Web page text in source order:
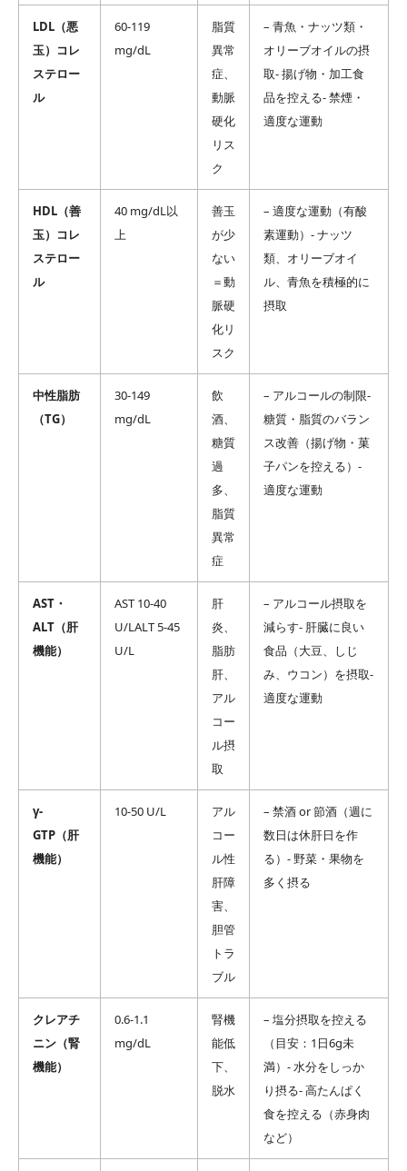
LDL（悪
玉）コレ
ステロー
ル
60-119
mg/dL
脂質
異常
症、
動脈
硬化
リス
ク
– 青魚・ナッツ類・
オリーブオイルの摂
取- 揚げ物・加工食
品を控える- 禁煙・
適度な運動
HDL（善
玉）コレ
ステロー
ル
40 mg/dL以
上
善玉
が少
ない
＝動
脈硬
化リ
スク
– 適度な運動（有酸
素運動）- ナッツ
類、オリーブオイ
ル、青魚を積極的に
摂取
中性脂肪
（TG）
30-149
mg/dL
飲
酒、
糖質
過
多、
脂質
異常
症
– アルコールの制限-
糖質・脂質のバラン
ス改善（揚げ物・菓
子パンを控える）-
適度な運動
AST・
ALT（肝
機能）
AST 10-40
U/LALT 5-45
U/L
肝
炎、
脂肪
肝、
アル
コー
ル摂
取
– アルコール摂取を
減らす- 肝臓に良い
食品（大豆、しじ
み、ウコン）を摂取-
適度な運動
γ-
GTP（肝
機能）
10-50 U/L
アル
コー
ル性
肝障
害、
胆管
トラ
ブル
– 禁酒 or 節酒（週に
数日は休肝日を作
る）- 野菜・果物を
多く摂る
クレアチ
ニン（腎
機能）
0.6-1.1
mg/dL
腎機
能低
下、
脱水
– 塩分摂取を控える
（目安：1日6g未
満）- 水分をしっか
り摂る- 高たんぱく
食を控える（赤身肉
など）